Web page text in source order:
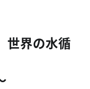
世界の水循